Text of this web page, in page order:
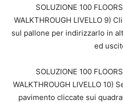
SOLUZIONE 100
WALKTHROUGH LIVELLO 9)
sul pallone per indirizzarlo in
ed
SOLUZIONE 100
WALKTHROUGH LIVELLO 10)
pavimento cliccate sui